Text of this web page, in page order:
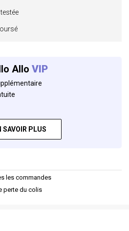
Allo VIP
SAVOIR PLUS
les commandes
perte du colis